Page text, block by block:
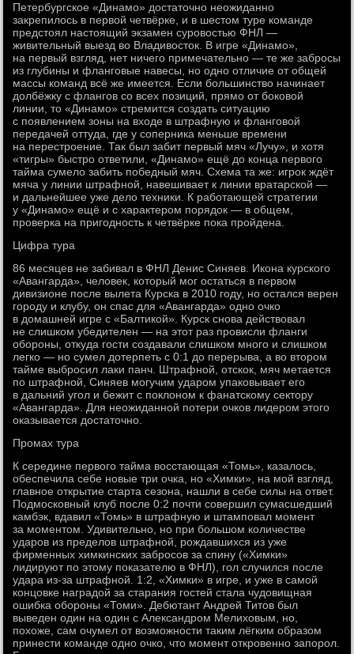
Петербургское «Динамо» достаточно неожиданно
закрепилось в первой четвёрке, и в шестом туре команде
предстоял настоящий экзамен суровостью ФНЛ —
живительный выезд во Владивосток. В игре «Динамо»,
на первый взгляд, нет ничего примечательно — те же забросы
из глубины и фланговые навесы, но одно отличие от общей
массы команд всё же имеется. Если большинство начинает
долбёжку с флангов со всех позиций, прямо от боковой
линии, то «Динамо» стремится создать ситуацию
с появлением зоны на входе в штрафную и фланговой
передачей оттуда, где у соперника меньше времени
на перестроение. Так был забит первый мяч «Лучу», и хотя
«тигры» быстро ответили, «Динамо» ещё до конца первого
тайма сумело забить победный мяч. Схема та же: игрок ждёт
мяча у линии штрафной, навешивает к линии вратарской —
и дальнейшее уже дело техники. К работающей стратегии
у «Динамо» ещё и с характером порядок — в общем,
проверка на пригодность к четвёрке пока пройдена.
Цифра тура
86 месяцев не забивал в ФНЛ Денис Синяев. Икона курского
«Авангарда», человек, который мог остаться в первом
дивизионе после вылета Курска в 2010 году, но остался верен
городу и клубу, он спас для «Авангарда» одно очко
в домашней игре с «Балтикой». Курск снова действовал
не слишком убедителен — на этот раз провисли фланги
обороны, откуда гости создавали слишком много и слишком
легко — но сумел дотерпеть с 0:1 до перерыва, а во втором
тайме выбросил лаки панч. Штрафной, отскок, мяч метается
по штрафной, Синяев могучим ударом упаковывает его
в дальний угол и бежит с поклоном к фанатскому сектору
«Авангарда». Для неожиданной потери очков лидером этого
оказывается достаточно.
Промах тура
К середине первого тайма восстающая «Томь», казалось,
обеспечила себе новые три очка, но «Химки», на мой взгляд,
главное открытие старта сезона, нашли в себе силы на ответ.
Подмосковный клуб после 0:2 почти совершил сумасшедший
камбэк, вдавил «Томь» в штрафную и штамповал момент
за моментом. Удивительно, но при большом количестве
ударов из пределов штрафной, рождавшихся из уже
фирменных химкинских забросов за спину («Химки»
лидируют по этому показателю в ФНЛ), гол случился после
удара из-за штрафной. 1:2, «Химки» в игре, и уже в самой
концовке наградой за старания гостей стала чудовищная
ошибка обороны «Томи». Дебютант Андрей Титов был
выведен один на один с Александром Мелиховым, но,
похоже, сам очумел от возможности таким лёгким образом
принести команде одно очко, что момент откровенно запорол.